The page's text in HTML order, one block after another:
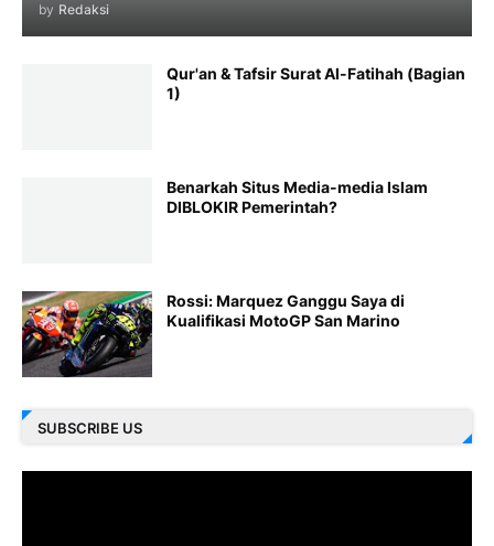
by Redaksi
Qur'an & Tafsir Surat Al-Fatihah (Bagian
1)
Benarkah Situs Media-media Islam
DIBLOKIR Pemerintah?
Rossi: Marquez Ganggu Saya di
Kualifikasi MotoGP San Marino
SUBSCRIBE US